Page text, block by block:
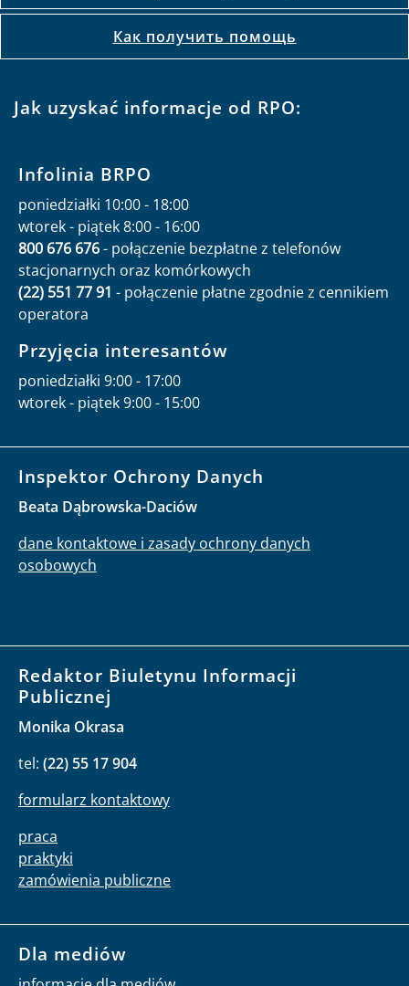
Как получить помощь
Jak uzyskać informacje od RPO:
Infolinia BRPO
poniedziałki 10:00 - 18:00
wtorek - piątek 8:00 - 16:00
800 676 676- połączenie bezpłatne z telefonów
stacjonarnych oraz komórkowych
(22) 551 77 91 - połączenie płatne zgodnie z cennikiem
operatora
Przyjęcia interesantów
poniedziałki 9:00 - 17:00
wtorek - piątek 9:00 - 15:00
Inspektor Ochrony Danych
Beata Dąbrowska-Daciów
dane kontaktowe i zasady ochrony danych
osobowych
Redaktor Biuletynu Informacji
Publicznej
Monika Okrasa
tel: (22) 55 17 904
formularz kontaktowy
praca
praktyki
zamówienia publiczne
Dla mediów